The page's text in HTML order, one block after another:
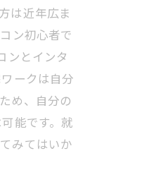
は近年広ま
ン初心者で
ンとインタ
ークは自分
め、自分の
能です。就
みてはいか